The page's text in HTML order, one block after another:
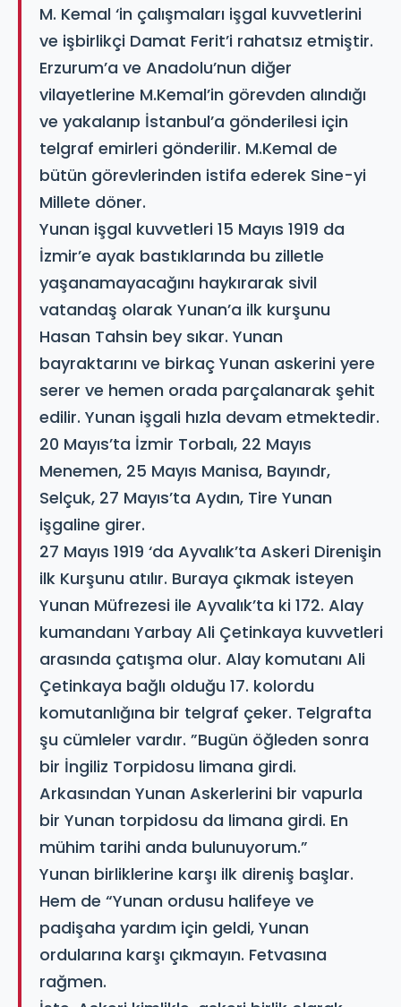
M. Kemal ‘in çalışmaları işgal kuvvetlerini
ve işbirlikçi Damat Ferit’i rahatsız etmiştir.
Erzurum’a ve Anadolu’nun diğer
vilayetlerine M.Kemal’in görevden alındığı
ve yakalanıp İstanbul’a gönderilesi için
telgraf emirleri gönderilir. M.Kemal de
bütün görevlerinden istifa ederek Sine-yi
Millete döner.
Yunan işgal kuvvetleri 15 Mayıs 1919 da
İzmir’e ayak bastıklarında bu zilletle
yaşanamayacağını haykırarak sivil
vatandaş olarak Yunan’a ilk kurşunu
Hasan Tahsin bey sıkar. Yunan
bayraktarını ve birkaç Yunan askerini yere
serer ve hemen orada parçalanarak şehit
edilir. Yunan işgali hızla devam etmektedir.
20 Mayıs’ta İzmir Torbalı, 22 Mayıs
Menemen, 25 Mayıs Manisa, Bayındr,
Selçuk, 27 Mayıs’ta Aydın, Tire Yunan
işgaline girer.
27 Mayıs 1919 ‘da Ayvalık’ta Askeri Direnişin
ilk Kurşunu atılır. Buraya çıkmak isteyen
Yunan Müfrezesi ile Ayvalık’ta ki 172. Alay
kumandanı Yarbay Ali Çetinkaya kuvvetleri
arasında çatışma olur. Alay komutanı Ali
Çetinkaya bağlı olduğu 17. kolordu
komutanlığına bir telgraf çeker. Telgrafta
şu cümleler vardır. ”Bugün öğleden sonra
bir İngiliz Torpidosu limana girdi.
Arkasından Yunan Askerlerini bir vapurla
bir Yunan torpidosu da limana girdi. En
mühim tarihi anda bulunuyorum.”
Yunan birliklerine karşı ilk direniş başlar.
Hem de “Yunan ordusu halifeye ve
padişaha yardım için geldi, Yunan
ordularına karşı çıkmayın. Fetvasına
rağmen.